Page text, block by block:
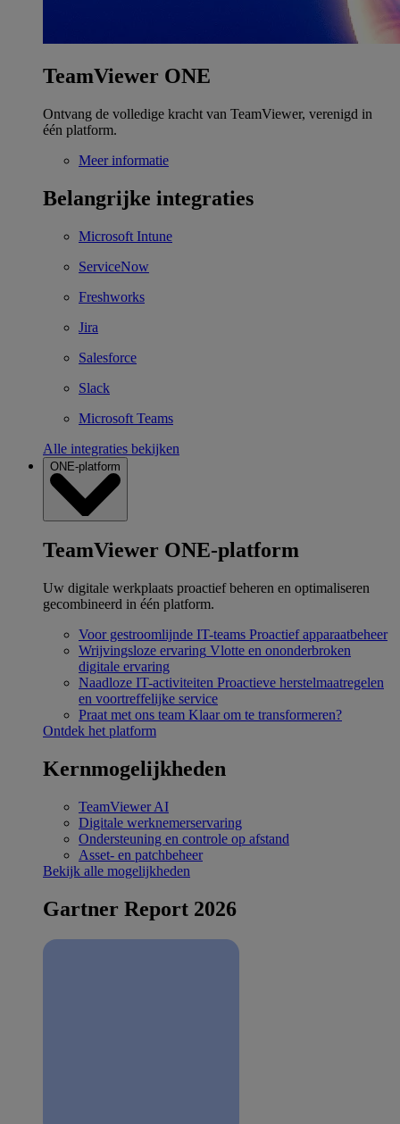
TeamViewer ONE
Ontvang de volledige kracht van TeamViewer, verenigd in
één platform.
Meer informatie
Belangrijke integraties
Microsoft Intune
ServiceNow
Freshworks
Jira
Salesforce
Slack
Microsoft Teams
Alle integraties bekijken
ONE-platform
TeamViewer ONE-platform
Uw digitale werkplaats proactief beheren en optimaliseren
gecombineerd in één platform.
Voor gestroomlijnde IT-teams Proactief apparaatbeheer
Wrijvingsloze ervaring Vlotte en ononderbroken
digitale ervaring
Naadloze IT-activiteiten Proactieve herstelmaatregelen
en voortreffelijke service
Praat met ons team Klaar om te transformeren?
Ontdek het platform
Kernmogelijkheden
TeamViewer AI
Digitale werknemerservaring
Ondersteuning en controle op afstand
Asset- en patchbeheer
Bekijk alle mogelijkheden
Gartner Report 2026